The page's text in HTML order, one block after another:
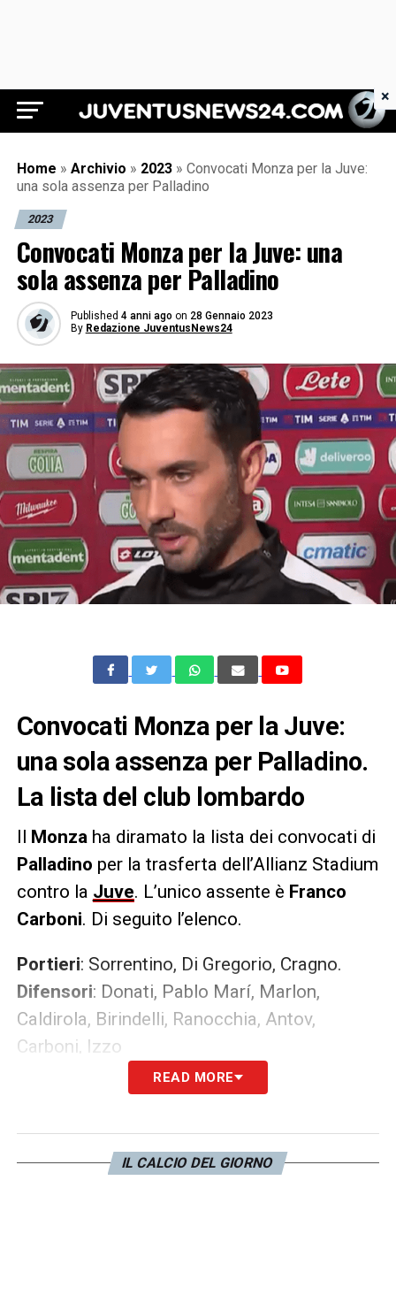
Juventus News 24
Home » Archivio » 2023 » Convocati Monza per la Juve:
una sola assenza per Palladino
2023
Convocati Monza per la Juve: una
sola assenza per Palladino
Published 4 anni ago on 28 Gennaio 2023
By Redazione JuventusNews24
Convocati Monza per la Juve:
una sola assenza per Palladino.
La lista del club lombardo
Il Monza ha diramato la lista dei convocati di
Palladino per la trasferta dell’Allianz Stadium
contro la Juve. L’unico assente è Franco
Carboni. Di seguito l’elenco.
Portieri: Sorrentino, Di Gregorio, Cragno.
Difensori: Donati, Pablo Marí, Marlon,
Caldirola, Birindelli, Ranocchia, Antov,
Carboni, Izzo
: Rovella, Machin, Barberis,
Valoti, Sensi, Colpani, Carlos Augusto,
Pessina
: Gytkjaer, Caprari, Petagna, Mota
READ MORE
IL CALCIO DEL GIORNO
×